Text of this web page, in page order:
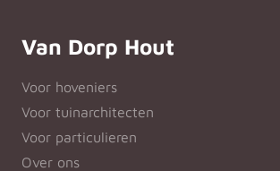
Van Dorp Hout
Voor hoveniers
Voor tuinarchitecten
Voor particulieren
Over ons